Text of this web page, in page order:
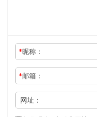
*昵称：
*邮箱：
网址：